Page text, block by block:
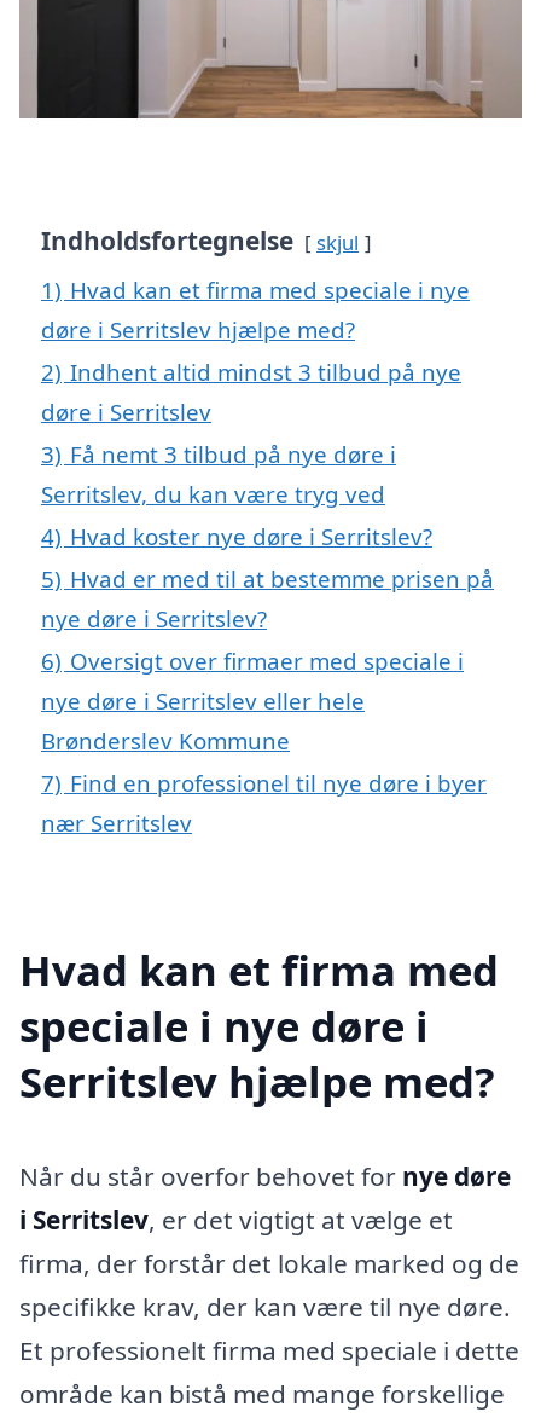
Indholdsfortegnelse skjul
1) Hvad kan et firma med speciale i nye
døre i Serritslev hjælpe med?
2) Indhent altid mindst 3 tilbud på nye
døre i Serritslev
3) Få nemt 3 tilbud på nye døre i
Serritslev, du kan være tryg ved
4) Hvad koster nye døre i Serritslev?
5) Hvad er med til at bestemme prisen på
nye døre i Serritslev?
6) Oversigt over firmaer med speciale i
nye døre i Serritslev eller hele
Brønderslev Kommune
7) Find en professionel til nye døre i byer
nær Serritslev
Hvad kan et firma med
speciale i nye døre i
Serritslev hjælpe med?
Når du står overfor behovet for nye døre
i Serritslev, er det vigtigt at vælge et
firma, der forstår det lokale marked og de
specifikke krav, der kan være til nye døre.
Et professionelt firma med speciale i dette
område kan bistå med mange forskellige